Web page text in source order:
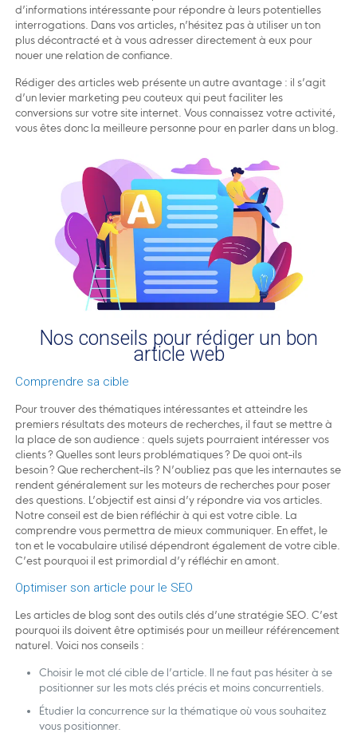
d’informations intéressante pour répondre à leurs potentielles
interrogations. Dans vos articles, n’hésitez pas à utiliser un ton
plus décontracté et à vous adresser directement à eux pour
nouer une relation de confiance.
Rédiger des articles web présente un autre avantage : il s’agit
d’un levier marketing peu couteux qui peut faciliter les
conversions sur votre site internet. Vous connaissez votre activité,
vous êtes donc la meilleure personne pour en parler dans un blog.
Nos conseils pour rédiger un bon
article web
Comprendre sa cible
Pour trouver des thématiques intéressantes et atteindre les
premiers résultats des moteurs de recherches, il faut se mettre à
la place de son audience : quels sujets pourraient intéresser vos
clients ? Quelles sont leurs problématiques ? De quoi ont-ils
besoin ? Que recherchent-ils ? N’oubliez pas que les internautes se
rendent généralement sur les moteurs de recherches pour poser
des questions. L’objectif est ainsi d’y répondre via vos articles.
Notre conseil est de bien réfléchir à qui est votre cible. La
comprendre vous permettra de mieux communiquer. En effet, le
ton et le vocabulaire utilisé dépendront également de votre cible.
C’est pourquoi il est primordial d’y réfléchir en amont.
Optimiser son article pour le SEO
Les articles de blog sont des outils clés d’une stratégie SEO. C’est
pourquoi ils doivent être optimisés pour un meilleur référencement
naturel. Voici nos conseils :
Choisir le mot clé cible de l’article. Il ne faut pas hésiter à se
positionner sur les mots clés précis et moins concurrentiels.
Étudier la concurrence sur la thématique où vous souhaitez
vous positionner.